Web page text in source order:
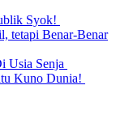
Syok!
tetapi Benar-Benar
Usia Senja
Kuno Dunia!